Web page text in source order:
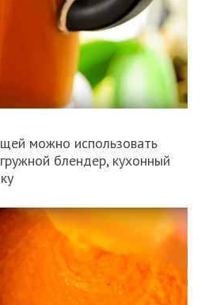
можно использовать
блендер, кухонный